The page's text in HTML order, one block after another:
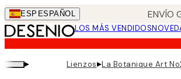
Skip
to
main
content.
ESP ESPAÑOL ENVÍO
LOS MÁS VENDIDOS
▸ Lienzos▸La Botanique Art